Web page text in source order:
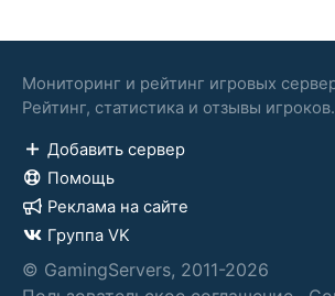
Мониторинг и рейтинг игровых
Рейтинг, статистика и отзывы игроков.
Добавить сервер
Помощь
Реклама на сайте
Группа VK
© GamingServers, 2011-2026